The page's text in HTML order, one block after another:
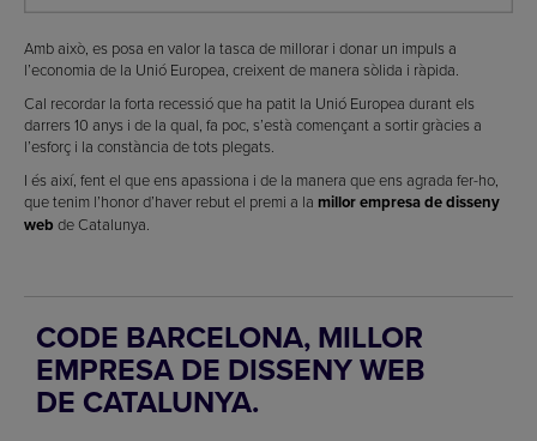
Amb això, es posa en valor la tasca de millorar i donar un impuls a
l’economia de la Unió Europea, creixent de manera sòlida i ràpida.
Cal recordar la forta recessió que ha patit la Unió Europea durant els
darrers 10 anys i de la qual, fa poc, s’està començant a sortir gràcies a
l’esforç i la constància de tots plegats.
I és així, fent el que ens apassiona i de la manera que ens agrada fer-ho,
que tenim l’honor d’haver rebut el premi a la millor empresa de disseny
web de Catalunya.
CODE BARCELONA, MILLOR
EMPRESA DE DISSENY WEB
DE CATALUNYA.